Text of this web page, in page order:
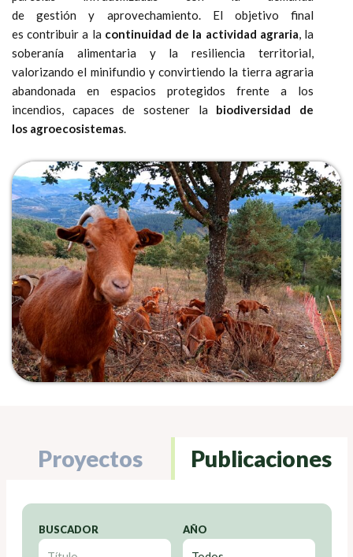
de gestión y aprovechamiento. El objetivo final
es contribuir a la continuidad de la actividad agraria, la
soberanía alimentaria y la resiliencia territorial,
valorizando el minifundio y convirtiendo la tierra agraria
abandonada en espacios protegidos frente a los
incendios, capaces de sostener la biodiversidad de
los agroecosistemas.
Proyectos Publicaciones
BUSCADOR AÑO